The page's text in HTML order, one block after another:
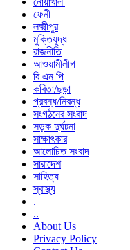
ফেনী
লক্ষ্মীপুর
মুক্তিযুদ্ধ
রাজনীতি
আওয়ামীলীগ
বি এন পি
কবিতা/ছড়া
প্রবন্ধ/নিবন্ধ
সংগঠনের সংবাদ
সড়ক দুর্ঘটনা
সাক্ষাৎকার
আলোচিত সংবাদ
সারাদেশ
সাহিত্য
স্বাস্থ্য
.
..
About Us
Privacy Policy